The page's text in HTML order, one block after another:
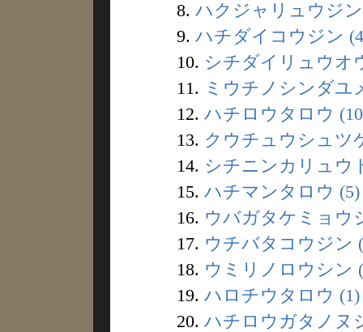
8. ハクジャリュウジ
9. ハチダイコウジン
10. シチダイリュウオ
11. ミウチノシンダユ
12. ハチロウタロウ
13. クウチュウシュツ
14. シチニンカリュウ
15. ハチマンタロウ (5)
16. ウバガタケミョウ
17. ウチバタコウジン
18. ウミリノロウシン
19. ハロチウタロウ (1)
20. ハチロウガタノヌ